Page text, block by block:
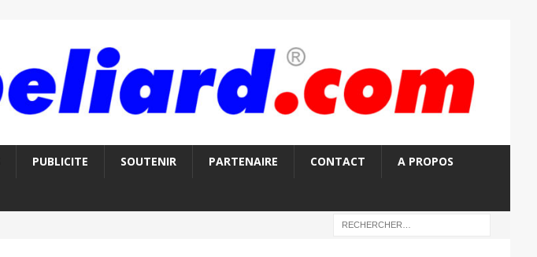
PUBLICITE SOUTENIR PARTENAIRE CONTACT A PROPOS